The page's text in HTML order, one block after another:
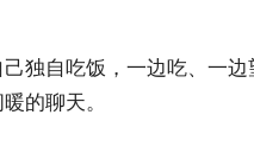
独自吃饭，一边吃、一
的聊天。